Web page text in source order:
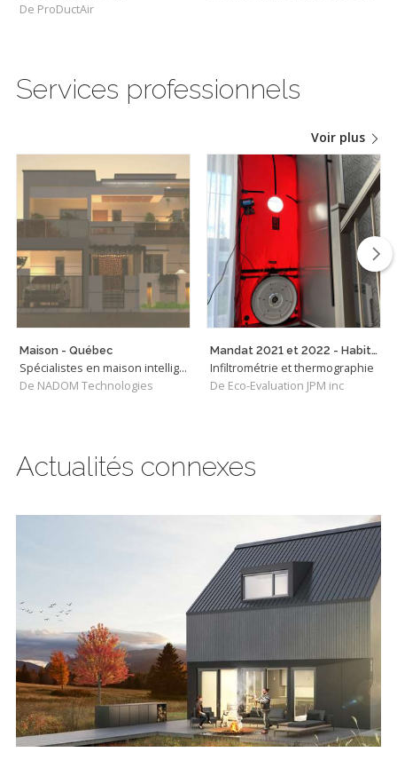
De ProDuctAir
Services professionnels
Voir plus
Maison - Québec
Spécialistes en maison intelligente
De NADOM Technologies
Mandat 2021 et 2022 - Habitation Durable Victoriaville et Plessisville
Infiltrométrie et thermographie
De Eco-Evaluation JPM inc
Actualités connexes